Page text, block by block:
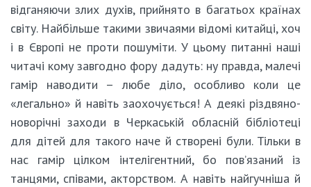
відганяючи злих духів, прийнято в багатьох країнах
світу. Найбільше такими звичаями відомі китайці, хоч
і в Європі не проти пошуміти. У цьому питанні наші
читачі кому завгодно фору дадуть: ну правда, малечі
гамір наводити – любе діло, особливо коли це
«легально» й навіть заохочується! А деякі різдвяно-
новорічні заходи в Черкаській обласній бібліотеці
для дітей для такого наче й створені були. Тільки в
нас гамір цілком інтелігентний, бо пов’язаний із
танцями, співами, акторством. А навіть найгучніша й